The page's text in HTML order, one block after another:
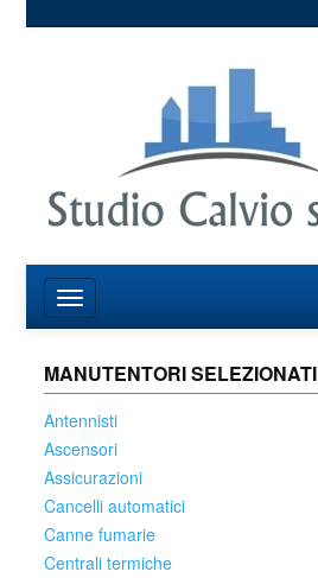
MANUTENTORI SELEZIONATI
Antennisti
Ascensori
Assicurazioni
Cancelli automatici
Canne fumarie
Centrali termiche